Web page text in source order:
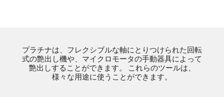
プラチナは、フレクシブルな軸にとりつけられた回転
式の艶出し機や、マイクロモータの手動器具によって
艶出しすることができます。 これらのツールは、
様々な用途に使うことができます。